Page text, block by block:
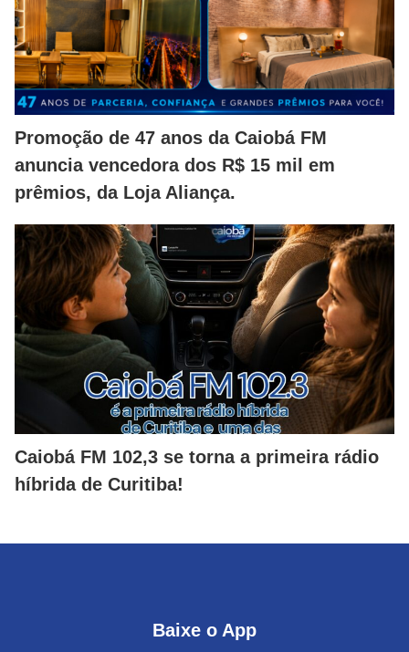
Promoção de 47 anos da Caiobá FM
anuncia vencedora dos R$ 15 mil em
prêmios, da Loja Aliança.
Caiobá FM 102,3 se torna a primeira rádio
híbrida de Curitiba!
Baixe o App